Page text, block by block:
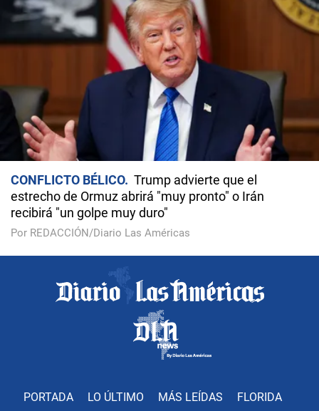
CONFLICTO BÉLICO
Trump advierte que el
estrecho de Ormuz abrirá "muy pronto" o Irán
recibirá "un golpe muy duro"
Por REDACCIÓN/Diario Las Américas
PORTADA LO ÚLTIMO MÁS LEÍDAS FLORIDA